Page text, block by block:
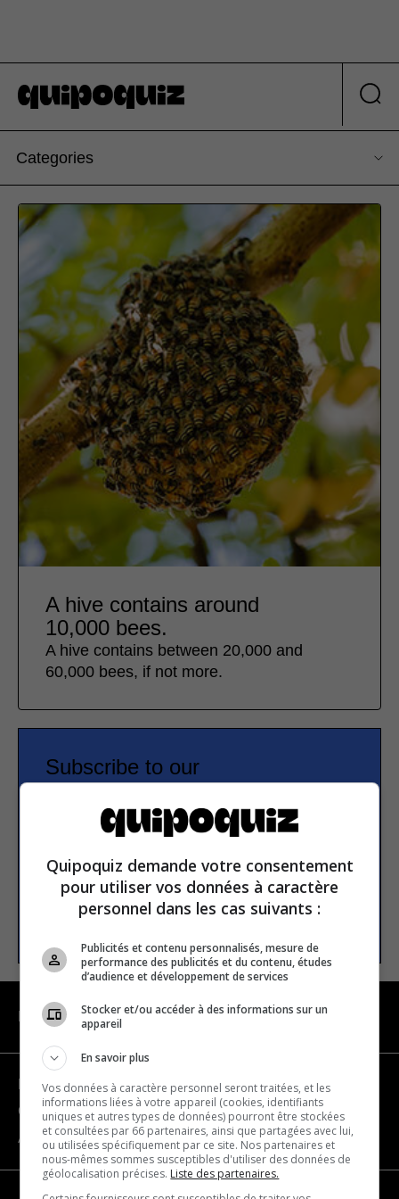
Categories
A hive contains around
10,000 bees.
A hive contains between 20,000 and
60,000 bees, if not more.
Subscribe to our
newsletter
NAVIGATION
Become a partner
Contact us
About us
Quipoquiz demande votre consentement
pour utiliser vos données à caractère
personnel dans les cas suivants :
Publicités et contenu personnalisés, mesure de
performance des publicités et du contenu, études
d’audience et développement de services
Stocker et/ou accéder à des informations sur un
appareil
En savoir plus
Vos données à caractère personnel seront traitées, et les
informations liées à votre appareil (cookies, identifiants
uniques et autres types de données) pourront être stockées
et consultées par 66 partenaires, ainsi que partagées avec lui,
ou utilisées spécifiquement par ce site. Nos partenaires et
nous-mêmes sommes susceptibles d'utiliser des données de
géolocalisation précises. Liste des partenaires.